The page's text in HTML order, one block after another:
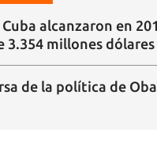
Cuba alcanzaron en
3.354 millones dólares
de la política de